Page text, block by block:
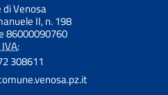
di Venosa
II, n. 198
86000090760
308611